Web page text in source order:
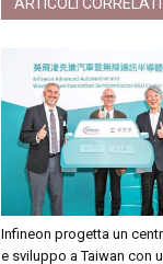
ARTICOLI CORRELATI
Infineon progetta un
e sviluppo a Taiwan con